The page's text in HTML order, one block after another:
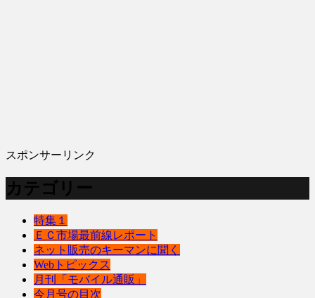
スポンサーリンク
カテゴリー
特集１
ＥＣ市場最前線レポート
ネット販売のキーマンに聞く
Webトピックス
月刊「モバイル通販」
今月号の目次